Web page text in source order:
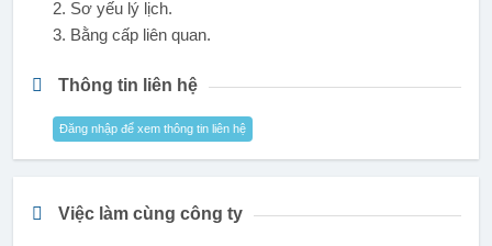
2. Sơ yếu lý lịch.
3. Bằng cấp liên quan.
Thông tin liên hệ
Đăng nhập để xem thông tin liên hệ
Việc làm cùng công ty